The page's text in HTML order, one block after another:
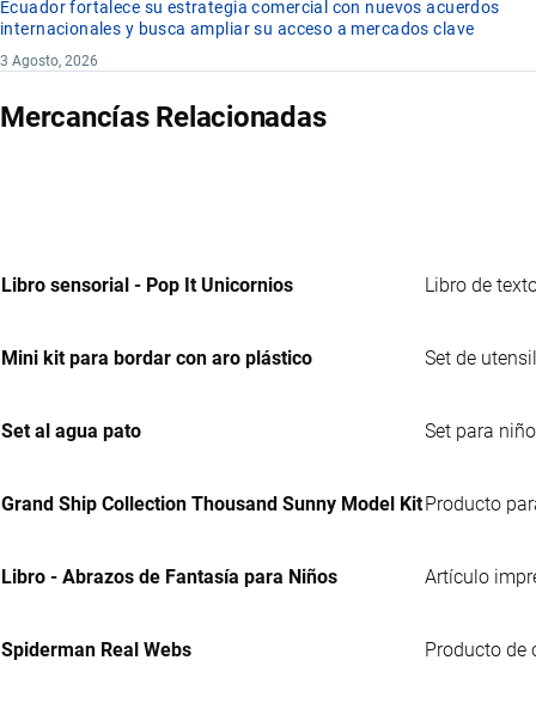
Ecuador fortalece su estrategia comercial con nuevos acuerdos
internacionales y busca ampliar su acceso a mercados clave
3 Agosto, 2026
Mercancías Relacionadas
Libro sensorial - Pop It Unicornios Libro de
Mini kit para bordar con aro plástico Set de
Set al agua pato Set para
Grand Ship Collection Thousand Sunny Model Kit Producto
Libro - Abrazos de Fantasía para Niños Artículo
Spiderman Real Webs Producto de